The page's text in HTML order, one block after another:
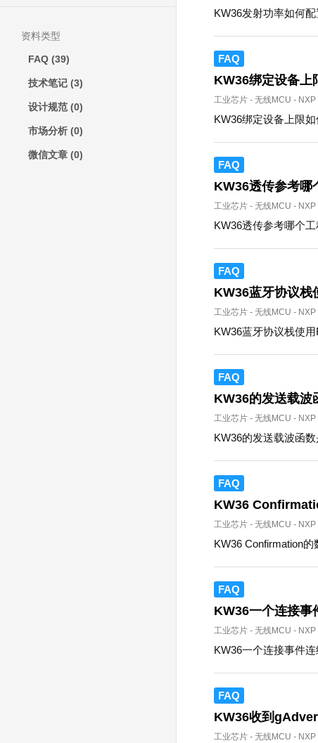
资料类型
FAQ (39)
技术笔记 (3)
设计规范 (0)
市场分析 (0)
微信文章 (0)
KW36发射功率如何配
FAQ
KW36绑定设备上
工业芯片 - 无线MCU - NXP
KW36绑定设备上限如
FAQ
KW36透传参考哪
工业芯片 - 无线MCU - NXP
KW36透传参考哪个工
FAQ
KW36蓝牙协议栈
工业芯片 - 无线MCU - NXP
KW36蓝牙协议栈使
FAQ
KW36的发送载波
工业芯片 - 无线MCU - NXP
KW36的发送载波函数
FAQ
KW36
工业芯片 - 无线MCU - NXP
KW36 Confirmation的
FAQ
KW36一个连接事
工业芯片 - 无线MCU - NXP
KW36一个连接事件
FAQ
KW36收到
工业芯片 - 无线MCU - NXP